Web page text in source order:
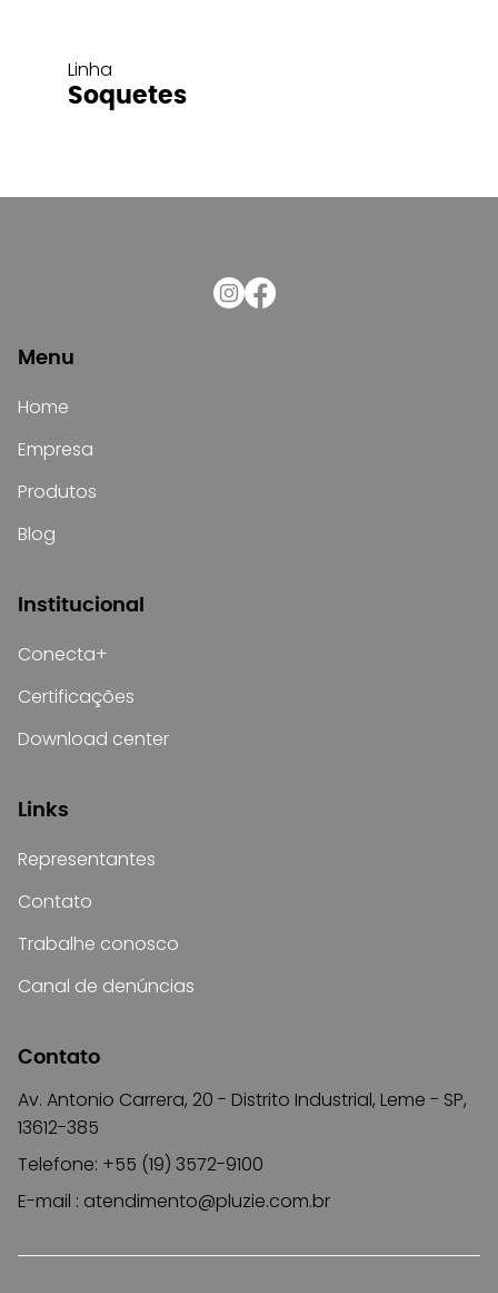
Linha
Soquetes
Menu
Home
Empresa
Produtos
Blog
Institucional
Conecta+
Certificações
Download center
Links
Representantes
Contato
Trabalhe conosco
Canal de denúncias
Contato
Av. Antonio Carrera, 20 - Distrito Industrial, Leme - SP,
13612-385
Telefone: +55 (19) 3572-9100
E-mail : atendimento@pluzie.com.br